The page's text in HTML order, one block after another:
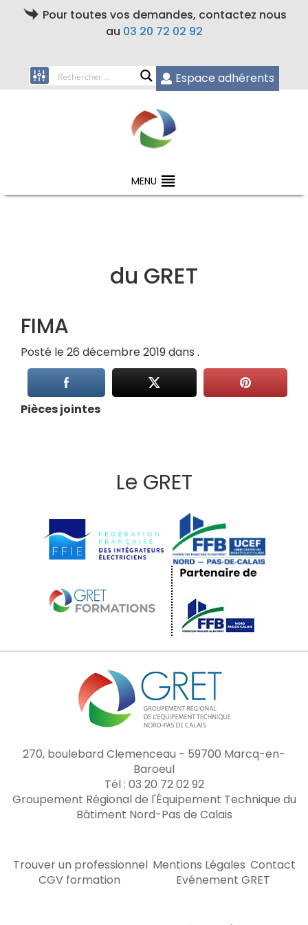
Pour toutes vos demandes, contactez nous
au 03 20 72 02 92
Espace adhérents
MENU
du GRET
FIMA
Posté le 26 décembre 2019 dans .
Pièces jointes
Le GRET
270, boulebard Clemenceau - 59700 Marcq-en-
Baroeul
Tél : 03 20 72 02 92
Groupement Régional de l'Équipement Technique du
Bâtiment Nord-Pas de Calais
Trouver un professionnel Mentions Légales Contact
CGV formation
Evénement GRET